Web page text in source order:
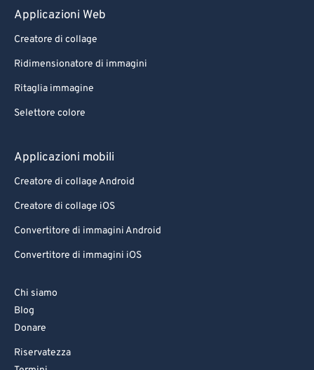
Applicazioni Web
Creatore di collage
Ridimensionatore di immagini
Ritaglia immagine
Selettore colore
Applicazioni mobili
Creatore di collage Android
Creatore di collage iOS
Convertitore di immagini Android
Convertitore di immagini iOS
Chi siamo
Blog
Donare
Riservatezza